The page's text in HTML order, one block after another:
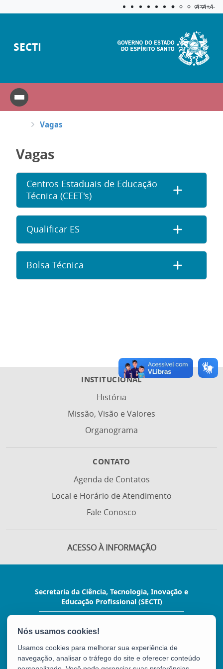
Aplicar
A=A+A-
SECTI
Vagas
Vagas
Centros Estaduais de Educação
Técnica (CEET's)
Qualificar ES
Bolsa Técnica
INSTITUCIONAL
História
Missão, Visão e Valores
Organograma
CONTATO
Agenda de Contatos
Local e Horário de Atendimento
Fale Conosco
ACESSO À INFORMAÇÃO
Secretaria da Ciência, Tecnologia, Inovação e
Educação Profissional (SECTI)
CEP: 29066-380 - Vitória / ES
E-mail:gabinete@secti.es.gov.br
Usamos cookies para melhorar sua experiência de
navegação, analisar o tráfego do site e oferecer conteúdo